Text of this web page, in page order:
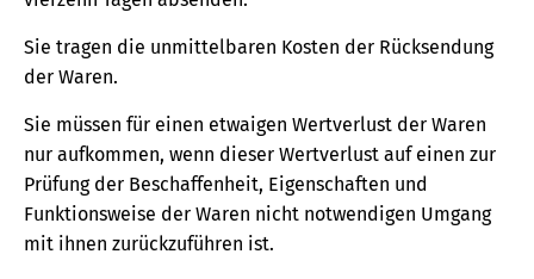
Sie tragen die unmittelbaren Kosten der Rücksendung
der Waren.
Sie müssen für einen etwaigen Wertverlust der Waren
nur aufkommen, wenn dieser Wertverlust auf einen zur
Prüfung der Beschaffenheit, Eigenschaften und
Funktionsweise der Waren nicht notwendigen Umgang
mit ihnen zurückzuführen ist.